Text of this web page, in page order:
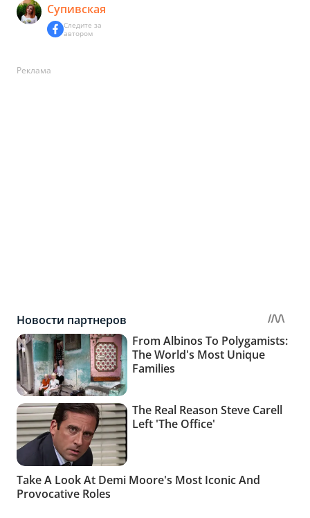
Супивская
Следите за
автором
Реклама